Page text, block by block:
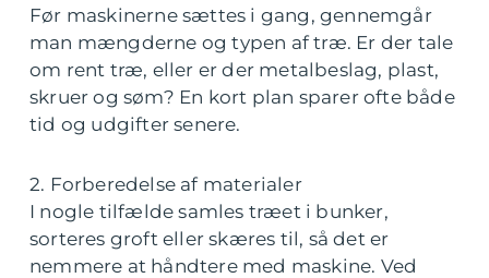
Før maskinerne sættes i gang, gennemgår
man mængderne og typen af træ. Er der tale
om rent træ, eller er der metalbeslag, plast,
skruer og søm? En kort plan sparer ofte både
tid og udgifter senere.
2. Forberedelse af materialer
I nogle tilfælde samles træet i bunker,
sorteres groft eller skæres til, så det er
nemmere at håndtere med maskine. Ved